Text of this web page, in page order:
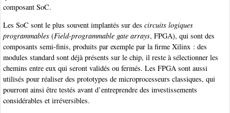
composant SoC.
Les SoC sont le plus souvent implantés sur des circuits logiques
programmables (Field-programmable gate arrays, FPGA), qui sont des
composants semi-finis, produits par exemple par la firme Xilinx : des
modules standard sont déjà présents sur le chip, il reste à sélectionner les
chemins entre eux qui seront validés ou fermés. Les FPGA sont aussi
utilisés pour réaliser des prototypes de microprocesseurs classiques, qui
pourront ainsi être testés avant d’entreprendre des investissements
considérables et irréversibles.